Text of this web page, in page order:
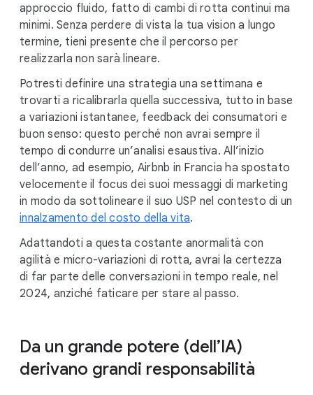
approccio fluido, fatto di cambi di rotta continui ma
minimi. Senza perdere di vista la tua vision a lungo
termine, tieni presente che il percorso per
realizzarla non sarà lineare.
Potresti definire una strategia una settimana e
trovarti a ricalibrarla quella successiva, tutto in base
a variazioni istantanee, feedback dei consumatori e
buon senso: questo perché non avrai sempre il
tempo di condurre un’analisi esaustiva. All’inizio
dell’anno, ad esempio, Airbnb in Francia ha spostato
velocemente il focus dei suoi messaggi di marketing
in modo da sottolineare il suo USP nel contesto di un
innalzamento del costo della vita.
Adattandoti a questa costante anormalità con
agilità e micro-variazioni di rotta, avrai la certezza
di far parte delle conversazioni in tempo reale, nel
2024, anziché faticare per stare al passo.
Da un grande potere (dell’IA)
derivano grandi responsabilità